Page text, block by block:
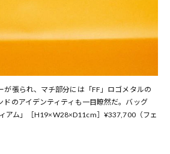
が張られ、マチ部分には「FF」ロゴメタルの
ドのアイデンティティも一目瞭然だ。バッグ
ィアム」［H19×W28×D11cm］¥337,700（フェ